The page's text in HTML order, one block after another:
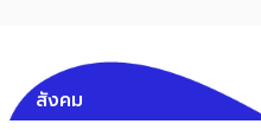
สังคม